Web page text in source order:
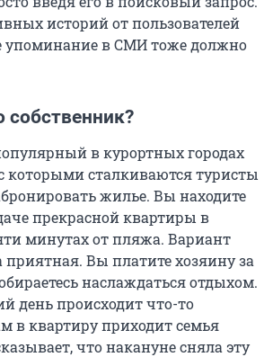
историй от пользователей
упоминание в СМИ тоже должно
собственник?
в курортных городах
которыми сталкиваются туристы
жилье. Вы находите
прекрасной квартиры в
минутах от пляжа. Вариант
Вы платите хозяину за
наслаждаться отдыхом.
день происходит что-то
в квартиру приходит семья
что накануне сняла эту